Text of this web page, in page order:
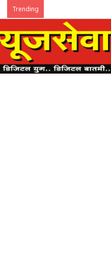
Trending